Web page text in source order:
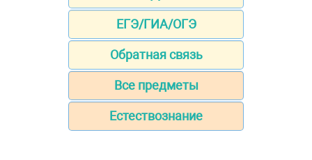
ЕГЭ/ГИА/ОГЭ
Обратная связь
Все предметы
Естествознание